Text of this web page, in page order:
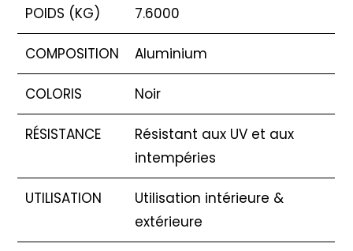
POIDS (KG) 7.6000
COMPOSITION Aluminium
COLORIS Noir
RÉSISTANCE
Résistant aux UV et aux
intempéries
UTILISATION
Utilisation intérieure &
extérieure